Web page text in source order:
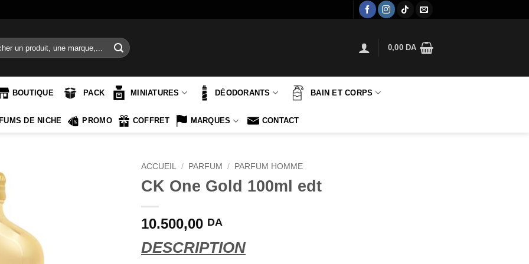
0,00 DA
BOUTIQUE PACK MINIATURES DÉODORANTS BAIN ET CORPS
DE NICHE PROMO COFFRET MARQUES CONTACT
ACCUEIL / PARFUM / PARFUM HOMME
CK One Gold 100ml edt
10.500,00 DA
DESCRIPTION